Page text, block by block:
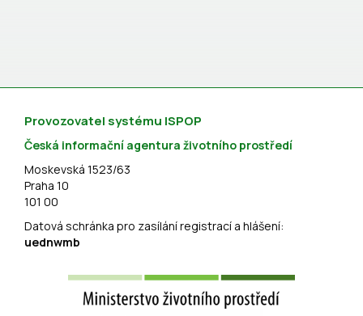
Provozovatel systému ISPOP
Česká informační agentura životního prostředí
Moskevská 1523/63
Praha 10
101 00
Datová schránka pro zasílání registrací a hlášení:
uednwmb